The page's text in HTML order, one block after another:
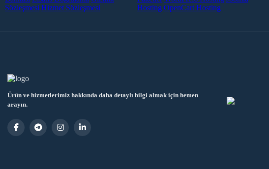
Sözleşmesi Hizmet Sözleşmesi
Hosting OpenCart Hosting
Ürün ve hizmetlerimiz hakkında daha detaylı bilgi almak için hemen
arayın.